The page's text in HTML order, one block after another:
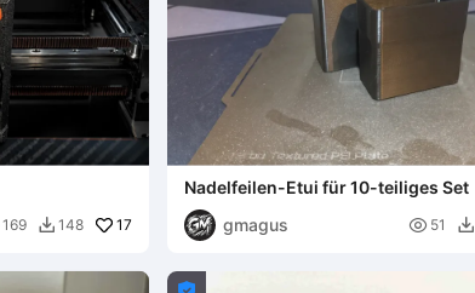
169  148 17
Nadelfeilen-Etui für 10-teiliges Set
gmagus
 51 